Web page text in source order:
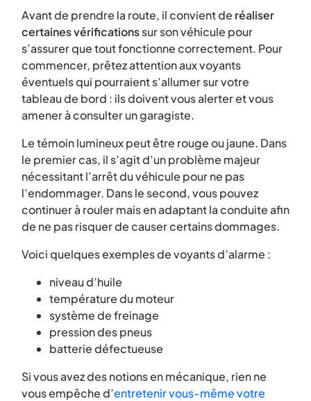
Avant de prendre la route, il convient de réaliser
certaines vérificationssur son véhicule pour
s’assurer que tout fonctionne correctement. Pour
commencer, prêtez attention aux voyants
éventuels qui pourraient s’allumer sur votre
tableau de bord : ils doivent vous alerter et vous
amener à consulter un garagiste.
Le témoin lumineux peut être rouge ou jaune. Dans
le premier cas, il s’agit d’un problème majeur
nécessitant l’arrêt du véhicule pour ne pas
l’endommager. Dans le second, vous pouvez
continuer à rouler mais en adaptant la conduite afin
de ne pas risquer de causer certains dommages.
Voici quelques exemples de voyants d’alarme :
niveau d’huile
température du moteur
système de freinage
pression des pneus
batterie défectueuse
Si vous avez des notions en mécanique, rien ne
vous empêche d’entretenir vous-même votre